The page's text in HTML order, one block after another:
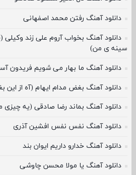
دانلود آهنگ رفتن محمد اصفهانی
دانلود آهنگ بخواب آروم علی زند
سینه ی من)
دانلود آهنگ ما بهار می شویم فریدون
دانلود آهنگ بغض مدام ایهام (آه از این
دانلود آهنگ بماند رضا صادقی (یه چیزی
دانلود آهنگ نفس نفس افشین آذری
دانلود آهنگ خدارو داریم ایوان بند
دانلود آهنگ یا مولا محسن چاوشی